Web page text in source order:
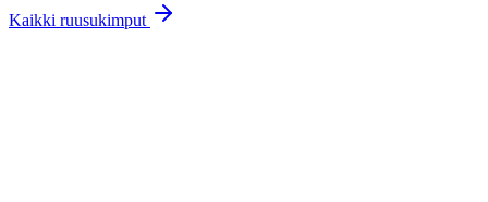
Kaikki ruusukimput